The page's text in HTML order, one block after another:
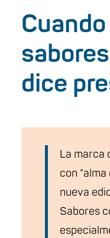
dice
La marca
con “alma
nueva
Sabores